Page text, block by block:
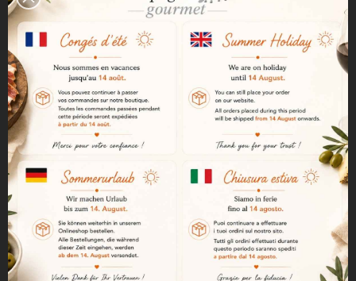
Il miele di fiori d'arancio
conferisce dolcezza ed eleganza
aromatica a questa ricetta
tradizionale.
Una consistenza morbida e fondente
Il Turrón de Jijona si distingue
per la sua consistenza morbida e
fondente, particolarmente
golosa.